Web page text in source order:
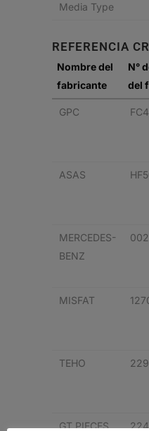
Media Type
REFERENCIA
Nombre del
fabricante
N°
del
GPC
ASAS
MERCEDES-
BENZ
MISFAT
TEHO
GT PIECES